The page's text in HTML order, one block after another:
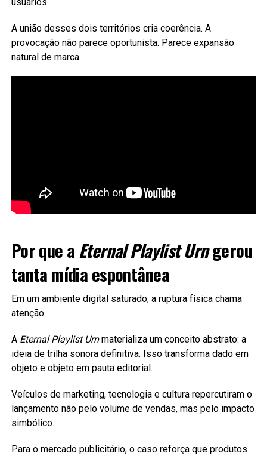
A união desses dois territórios cria coerência. A
provocação não parece oportunista. Parece expansão
natural de marca.
Por que a Eternal Playlist Urngerou
tanta mídia espontânea
Em um ambiente digital saturado, a ruptura física chama
atenção.
A Eternal Playlist Urnmaterializa um conceito abstrato: a
ideia de trilha sonora definitiva. Isso transforma dado em
objeto e objeto em pauta editorial.
Veículos de marketing, tecnologia e cultura repercutiram o
lançamento não pelo volume de vendas, mas pelo impacto
simbólico.
Para o mercado publicitário, o caso reforça que produtos